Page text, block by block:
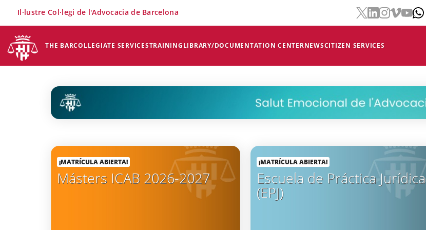
THE BARCOLLEGIATE SERVICESTRAININGLIBRARY/DOCUMENTATION CENTERNEWSCITIZEN SERVICES
Il·lustre Col·legi de l'Advocacia de Barcelona
¡MATRÍCULA ABIERTA!
Másters ICAB 2026-2027
¡MATRÍCULA ABIERTA!
Escuela de Práctica Jurídica
(EPJ)